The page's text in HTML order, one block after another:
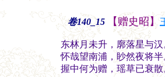
卷140_15 【赠史昭】
东林月未升，廓落星与
怀哉望南浦，眇然夜将
握中何为赠，瑶草已衰